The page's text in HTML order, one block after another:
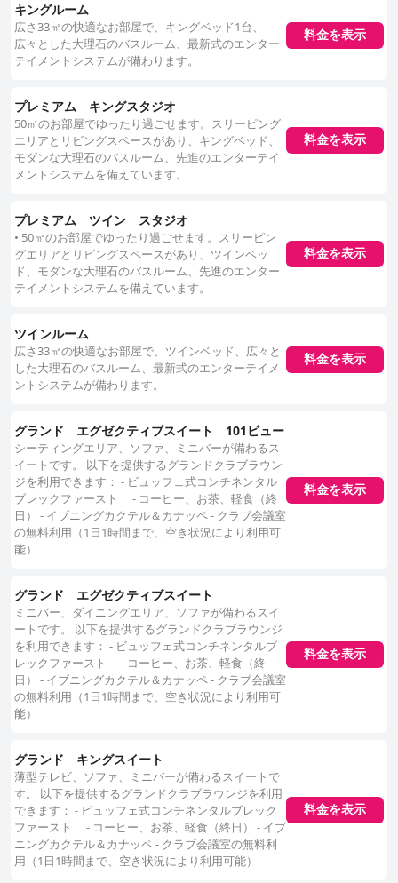
キングルーム
広さ33㎡の快適なお部屋で、キングベッド1台、
広々とした大理石のバスルーム、最新式のエンター
テイメントシステムが備わります。
料金を表示
プレミアム キングスタジオ
50㎡のお部屋でゆったり過ごせます。スリーピング
エリアとリビングスペースがあり、キングベッド、
モダンな大理石のバスルーム、先進のエンターテイ
メントシステムを備えています。
料金を表示
プレミアム ツイン スタジオ
• 50㎡のお部屋でゆったり過ごせます。スリーピン
グエリアとリビングスペースがあり、ツインベッ
ド、モダンな大理石のバスルーム、先進のエンター
テイメントシステムを備えています。
料金を表示
ツインルーム
広さ33㎡の快適なお部屋で、ツインベッド、広々と
した大理石のバスルーム、最新式のエンターテイメ
ントシステムが備わります。
料金を表示
グランド エグゼクティブスイート 101ビュー
シーティングエリア、ソファ、ミニバーが備わるス
イートです。 以下を提供するグランドクラブラウン
ジを利用できます： - ビュッフェ式コンチネンタル
ブレックファースト - コーヒー、お茶、軽食（終
日） - イブニングカクテル＆カナッペ - クラブ会議室
の無料利用（1日1時間まで、空き状況により利用可
能）
料金を表示
グランド エグゼクティブスイート
ミニバー、ダイニングエリア、ソファが備わるスイ
ートです。 以下を提供するグランドクラブラウンジ
を利用できます： - ビュッフェ式コンチネンタルブ
レックファースト - コーヒー、お茶、軽食（終
日） - イブニングカクテル＆カナッペ - クラブ会議室
の無料利用（1日1時間まで、空き状況により利用可
能）
料金を表示
グランド キングスイート
薄型テレビ、ソファ、ミニバーが備わるスイートで
す。 以下を提供するグランドクラブラウンジを利用
できます： - ビュッフェ式コンチネンタルブレック
ファースト - コーヒー、お茶、軽食（終日） - イブ
ニングカクテル＆カナッペ - クラブ会議室の無料利
用（1日1時間まで、空き状況により利用可能）
料金を表示